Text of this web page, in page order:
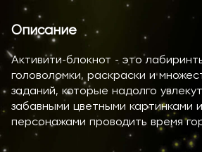
Описание
Активити-блокнот - это
головоломки, раскраски и
заданий, которые надолго
забавными цветными картинками
персонажами проводить время